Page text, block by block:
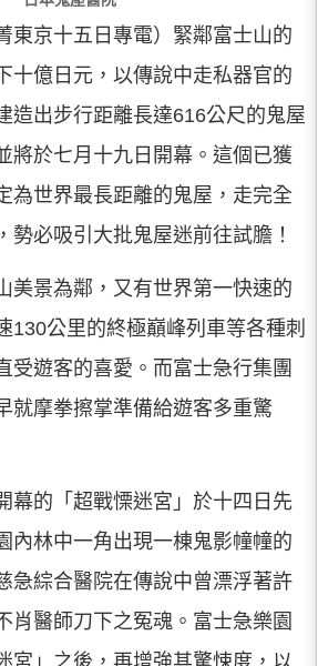
東京十五日專電）緊鄰富士山的
十億日元，以傳說中走私器官的
造出步行距離長達616公尺的鬼屋
將於七月十九日開幕。這個已獲
為世界最長距離的鬼屋，走完全
勢必吸引大批鬼屋迷前往試膽！
美景為鄰，又有世界第一快速的
130公里的終極巔峰列車等各種刺
受遊客的喜愛。而富士急行集團
就摩拳擦掌準備給遊客多重驚
幕的「超戰慄迷宮」於十四日先
內林中一角出現一棟鬼影幢幢的
急綜合醫院在傳說中曾漂浮著許
肖醫師刀下之冤魂。富士急樂園
宮」之後，再增強其驚悚度，以